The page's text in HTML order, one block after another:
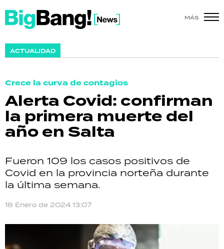
MÁS
ACTUALIDAD
Crece la curva de contagios
Alerta Covid: confirman
la primera muerte del
año en Salta
Fueron 109 los casos positivos de
Covid en la provincia norteña durante
la última semana.
18 Enero de 2024 13:07
SHOW
ACTUALIDAD
POLICIALES
ECONOMÍA
GRAN HERMANO
SALUD
TECNOLOGÍA